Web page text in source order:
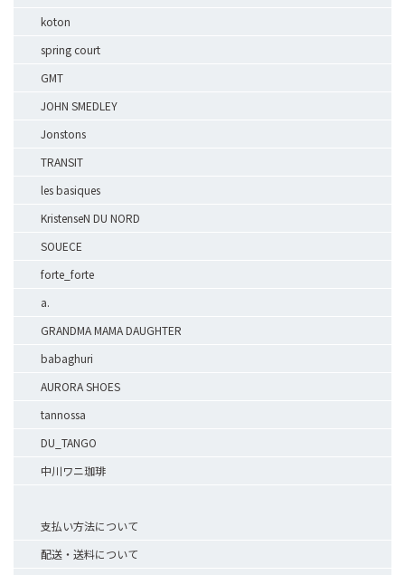
koton
spring court
GMT
JOHN SMEDLEY
Jonstons
TRANSIT
les basiques
KristenseN DU NORD
SOUECE
forte_forte
a.
GRANDMA MAMA DAUGHTER
babaghuri
AURORA SHOES
tannossa
DU_TANGO
中川ワニ珈琲
支払い方法について
配送・送料について